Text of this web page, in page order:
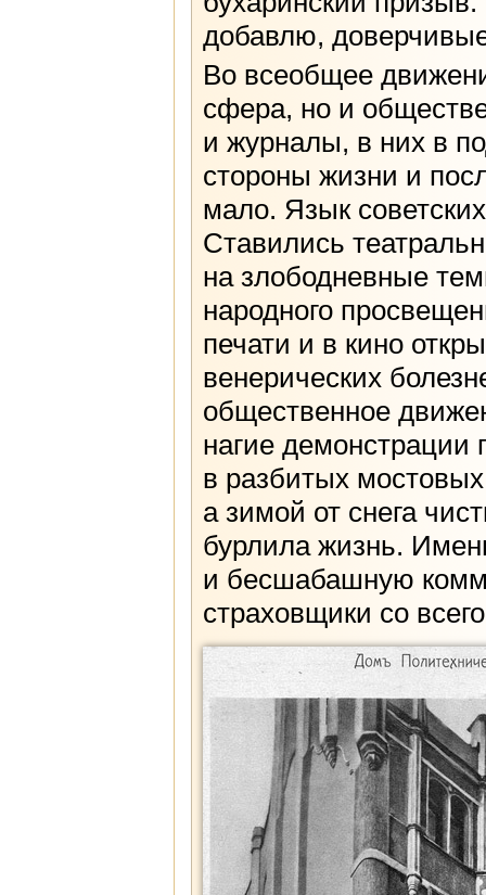
добавлю,
Во всеобщее
сфера, но и
и журналы, в них в
стороны жизни и
мало. Язык
Ставились
на злободневные
народного
печати и в кино
венерических
общественное
нагие
в разбитых
а зимой от снега
бурлила жизнь.
и бесшабашную
страховщики со